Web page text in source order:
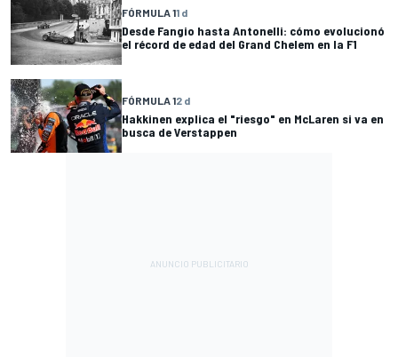
FÓRMULA 11 d
Desde Fangio hasta Antonelli: cómo evolucionó
el récord de edad del Grand Chelem en la F1
FÓRMULA 12 d
Hakkinen explica el "riesgo" en McLaren si va en
busca de Verstappen